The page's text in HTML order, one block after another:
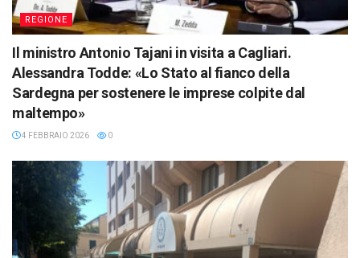
REGIONE
Il ministro Antonio Tajani in visita a Cagliari.
Alessandra Todde: «Lo Stato al fianco della
Sardegna per sostenere le imprese colpite dal
maltempo»
4 FEBBRAIO 2026 0